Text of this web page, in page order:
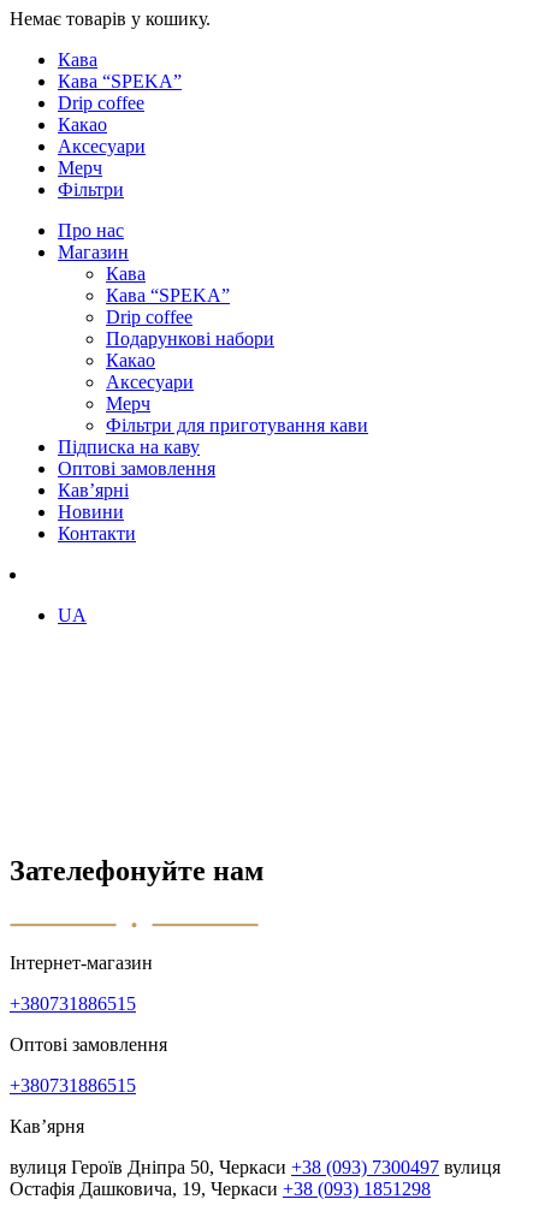
Немає товарів у кошику.
Кава
Кава “SPEKA”
Drip coffee
Какао
Аксесуари
Мерч
Фільтри
Про нас
Магазин
Кава
Кава “SPEKA”
Drip coffee
Подарункові набори
Какао
Аксесуари
Мерч
Фільтри для приготування кави
Підписка на каву
Оптові замовлення
Кав’ярні
Новини
Контакти
UA
Зателефонуйте нам
Інтернет-магазин
+380731886515
Оптові замовлення
+380731886515
Кав’ярня
вулиця Героїв Дніпра 50, Черкаси +38 (093) 7300497 вулиця
Остафія Дашковича, 19, Черкаси +38 (093) 1851298